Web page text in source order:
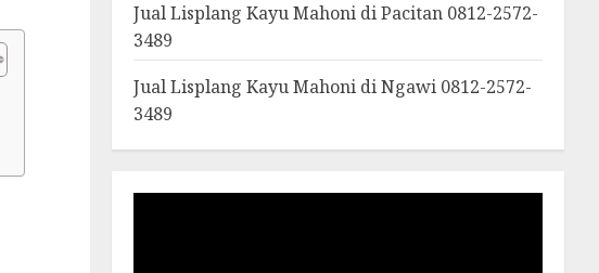
Jual Lisplang Kayu Mahoni di Pacitan 0812-2572-
3489
Jual Lisplang Kayu Mahoni di Ngawi 0812-2572-
3489